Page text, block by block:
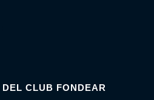
CLUB FONDEAR